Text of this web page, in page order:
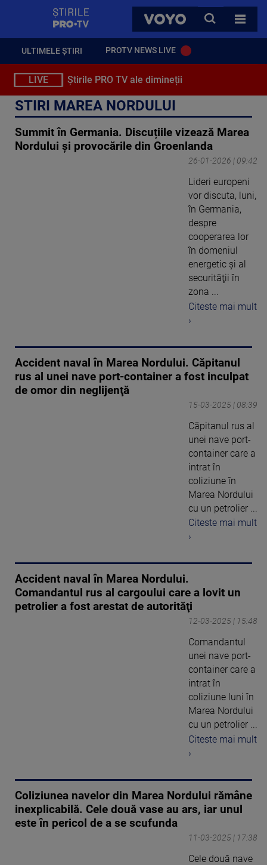
VOYO
CAUTA
TOATE
ULTIMELE ȘTIRI PROTV NEWS LIVE
LIVE Știrile PRO TV ale dimineții
STIRI MAREA NORDULUI
Summit în Germania. Discuțiile vizează Marea
Nordului și provocările din Groenlanda
26-01-2026 | 09:42
Lideri europeni
vor discuta, luni,
în Germania,
despre
cooperarea lor
în domeniul
energetic şi al
securităţii în
zona ...
Citeste mai mult
›
Accident naval în Marea Nordului. Căpitanul
rus al unei nave port-container a fost inculpat
de omor din neglijenţă
15-03-2025 | 08:39
Căpitanul rus al
unei nave port-
container care a
intrat în
coliziune în
Marea Nordului
cu un petrolier ...
Citeste mai mult
›
Accident naval în Marea Nordului.
Comandantul rus al cargoului care a lovit un
petrolier a fost arestat de autorităţi
12-03-2025 | 15:48
Comandantul
unei nave port-
container care a
intrat în
coliziune luni în
Marea Nordului
cu un petrolier ...
Citeste mai mult
›
Coliziunea navelor din Marea Nordului rămâne
inexplicabilă. Cele două vase au ars, iar unul
este în pericol de a se scufunda
11-03-2025 | 17:38
Cele două nave